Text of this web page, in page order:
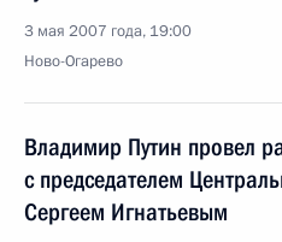
3 мая 2007 года, 19:00
Ново-Огарево
Владимир Путин провел
с председателем
Сергеем Игнатьевым